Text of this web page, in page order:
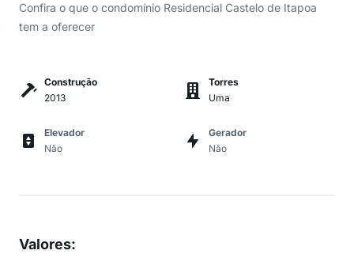
Confira o que o condomínio Residencial Castelo de Itapoa
tem a oferecer
Construção
2013
Torres
Uma
Elevador
Não
Gerador
Não
Valores: